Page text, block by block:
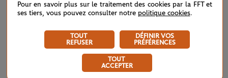
l’année dernière et ajouter à cela la bonne préparation lors
elle retrouvera le Top 15 mondial ce lundi avant de démarrer
sa campagne pour l’Open d’Australie 2025 contre une autre
de ses compatriotes :
Ann Li.
Pour en savoir plus sur le traitement des cookies par la FFT et
ses tiers, vous pouvez consulter notre politique cookies.
TOUT
REFUSER
DÉFINIR VOS
PRÉFÉRENCES
TOUT
ACCEPTER